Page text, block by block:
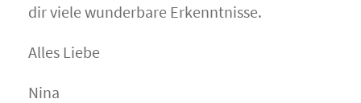
dir viele wunderbare Erkenntnisse.
Alles Liebe
Nina